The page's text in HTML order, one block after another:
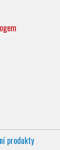
produkty